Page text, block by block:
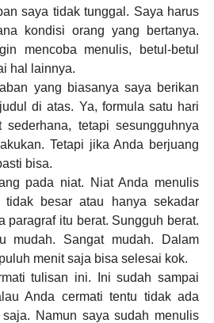
saya tidak tunggal. Saya harus
kondisi orang yang bertanya.
mencoba menulis, betul-betul
hal lainnya.
yang biasanya saya berikan
di atas. Ya, formula satu hari
sederhana, tetapi sesungguhnya
Tetapi jika Anda berjuang
bisa.
pada niat. Niat Anda menulis
tidak besar atau hanya sekadar
paragraf itu berat. Sungguh berat.
mudah. Sangat mudah. Dalam
menit saja bisa selesai kok.
tulisan ini. Ini sudah sampai
Anda cermati tentu tidak ada
Namun saya sudah menulis